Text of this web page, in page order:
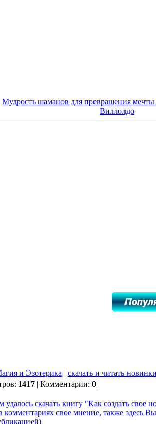
Мудрость шаманов для превращения мечты
Виллолдо
и Эзотерика | скачать и читать
1417 | Комментарии: 0|
удалось скачать книгу "Как создать свое
комментариях свое мнение, также здесь